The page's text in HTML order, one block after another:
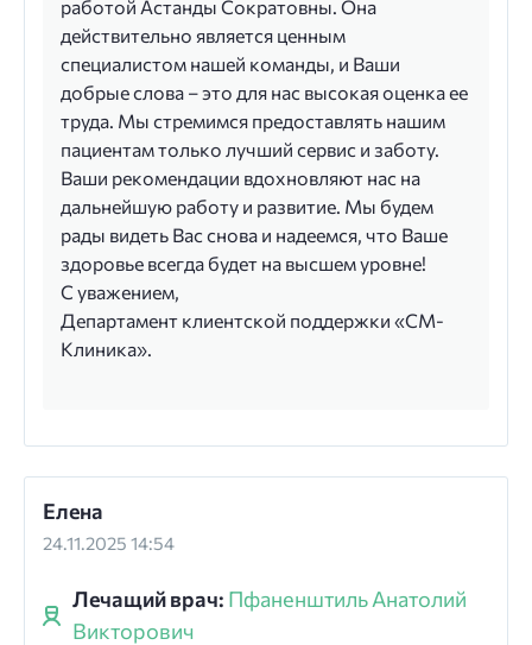
работой Астанды Сократовны. Она
действительно является ценным
специалистом нашей команды, и Ваши
добрые слова – это для нас высокая оценка ее
труда. Мы стремимся предоставлять нашим
пациентам только лучший сервис и заботу.
Ваши рекомендации вдохновляют нас на
дальнейшую работу и развитие. Мы будем
рады видеть Вас снова и надеемся, что Ваше
здоровье всегда будет на высшем уровне!
С уважением,
Департамент клиентской поддержки «СМ-
Клиника».
Елена
24.11.2025 14:54
Лечащий врач: Пфаненштиль Анатолий
Викторович